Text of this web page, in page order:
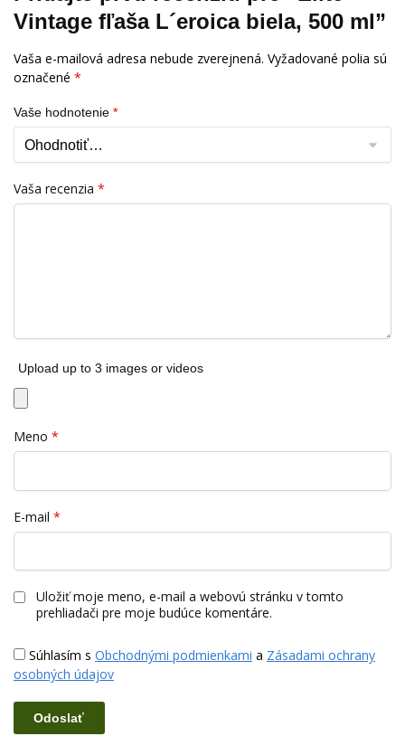
Vintage fľaša L´eroica biela, 500 ml”
Vaša e-mailová adresa nebude zverejnená. Vyžadované polia sú
označené *
Vaše hodnotenie *
Vaša recenzia *
Upload up to 3 images or videos
Meno *
E-mail *
Uložiť moje meno, e-mail a webovú stránku v tomto
prehliadači pre moje budúce komentáre.
Súhlasím s Obchodnými podmienkami a Zásadami ochrany
osobných údajov